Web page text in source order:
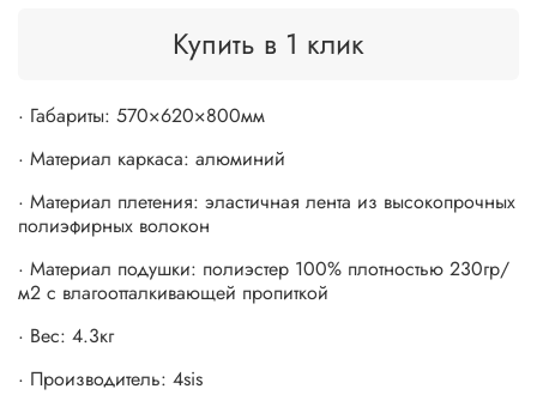
Купить в 1 клик
· Габариты: 570×620×800мм
· Материал каркаса: алюминий
· Материал плетения: эластичная лента из высокопрочных
полиэфирных волокон
· Материал подушки: полиэстер 100% плотностью 230гр/
м2 с влагоотталкивающей пропиткой
· Вес: 4.3кг
· Производитель: 4sis